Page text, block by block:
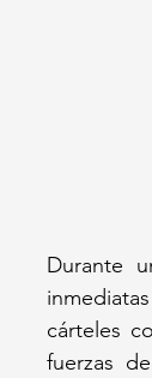
Durante
cárteles
fuerzas